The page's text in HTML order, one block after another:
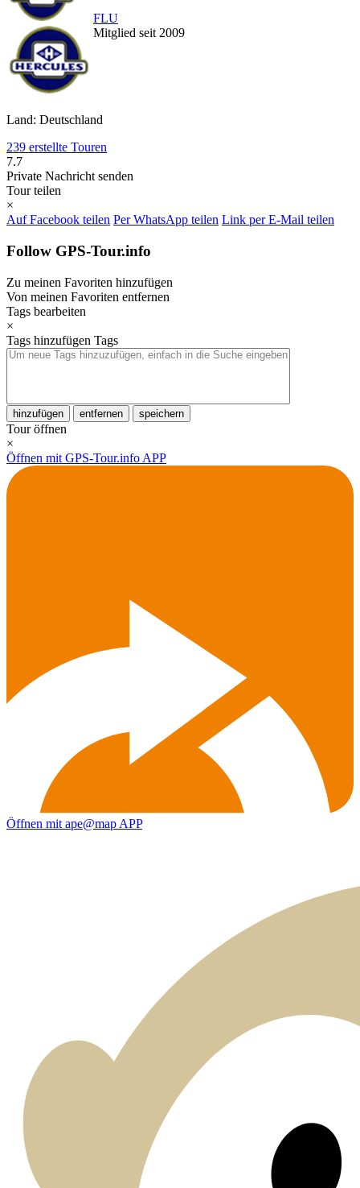
FLU
Mitglied seit 2009
Land: Deutschland
239 erstellte Touren
7.7
Private Nachricht senden
Tour teilen
×
Auf Facebook teilen Per WhatsApp teilen Link per E-Mail teilen
Follow GPS-Tour.info
Zu meinen Favoriten hinzufügen
Von meinen Favoriten entfernen
Tags bearbeiten
×
Tags hinzufügen Tags
hinzufügen entfernen speichern
Tour öffnen
×
Öffnen mit GPS-Tour.info APP
Öffnen mit ape@map APP